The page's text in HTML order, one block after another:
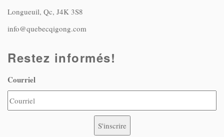
Longueuil, Qc, J4K 3S8
info@quebecqigong.com
Restez informés!
Courriel
S'inscrire